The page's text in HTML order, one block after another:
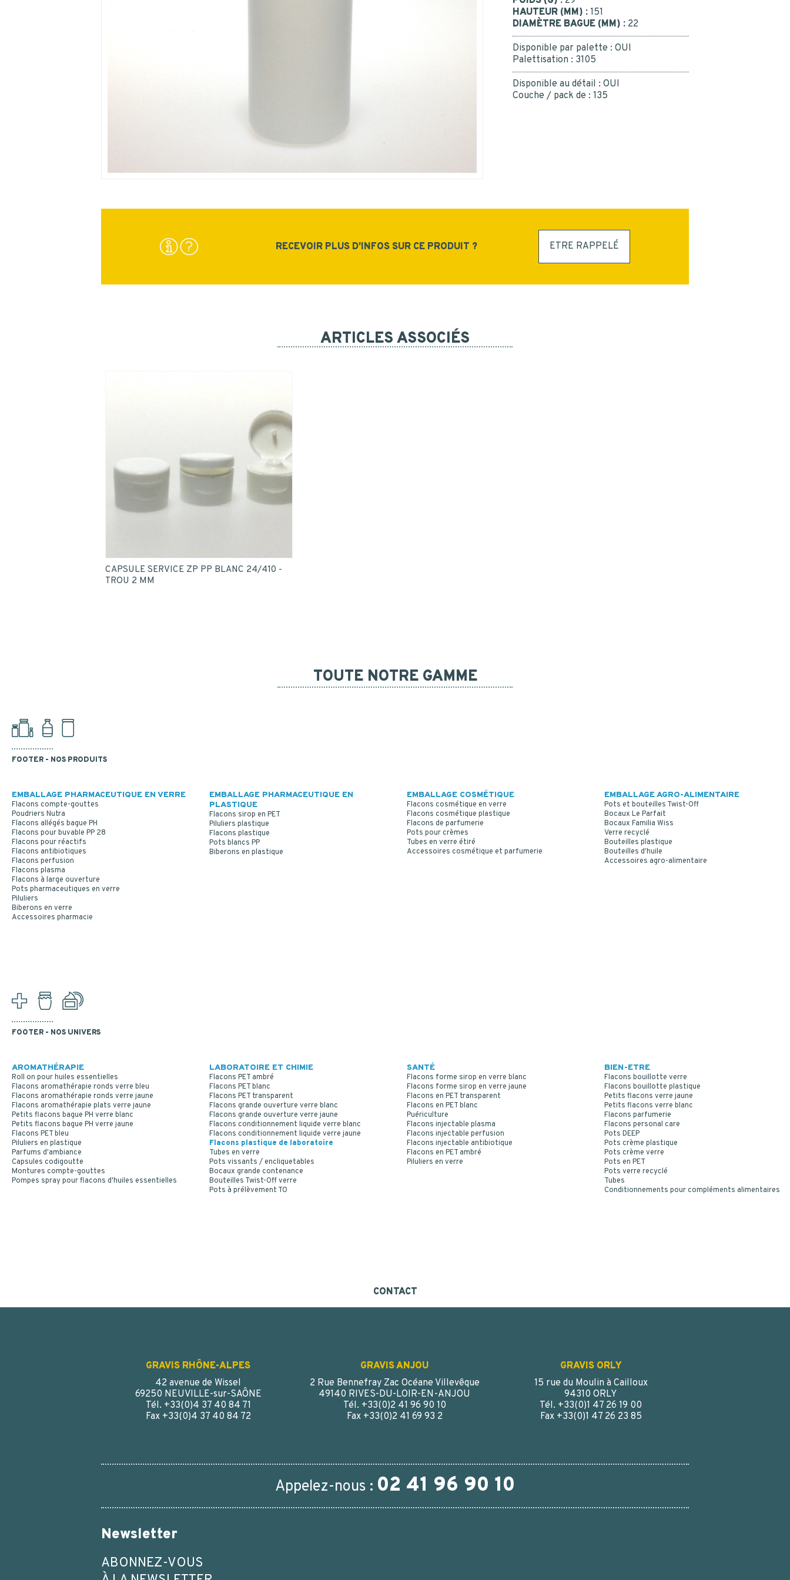
INSCRIPTION
HAUTEUR (MM) : 151
DIAMÈTRE BAGUE (MM) : 22
Disponible par palette : OUI
Palettisation : 3105
Disponible au détail : OUI
Couche / pack de : 135
RECEVOIR PLUS D'INFOS SUR CE PRODUIT ? ETRE RAPPELÉ
ARTICLES ASSOCIÉS
CAPSULE SERVICE ZP PP BLANC 24/410 -
TROU 2 MM
TOUTE NOTRE GAMME
FOOTER - NOS PRODUITS
EMBALLAGE PHARMACEUTIQUE EN VERRE
Flacons compte-gouttes
Poudriers Nutra
Flacons allégés bague PH
Flacons pour buvable PP 28
Flacons pour réactifs
Flacons antibiotiques
Flacons perfusion
Flacons plasma
Flacons à large ouverture
Pots pharmaceutiques en verre
Piluliers
Biberons en verre
Accessoires pharmacie
EMBALLAGE PHARMACEUTIQUE EN
PLASTIQUE
Flacons sirop en PET
Piluliers plastique
Flacons plastique
Pots blancs PP
Biberons en plastique
EMBALLAGE COSMÉTIQUE
Flacons cosmétique en verre
Flacons cosmétique plastique
Flacons de parfumerie
Pots pour crèmes
Tubes en verre étiré
Accessoires cosmétique et parfumerie
EMBALLAGE AGRO-ALIMENTAIRE
Pots et bouteilles Twist-Off
Bocaux Le Parfait
Bocaux Familia Wiss
Verre recyclé
Bouteilles plastique
Bouteilles d'huile
Accessoires agro-alimentaire
FOOTER - NOS UNIVERS
AROMATHÉRAPIE
Roll on pour huiles essentielles
Flacons aromathérapie ronds verre bleu
Flacons aromathérapie ronds verre jaune
Flacons aromathérapie plats verre jaune
Petits flacons bague PH verre blanc
Petits flacons bague PH verre jaune
Flacons PET bleu
Piluliers en plastique
Parfums d'ambiance
Capsules codigoutte
Montures compte-gouttes
Pompes spray pour flacons d'huiles essentielles
LABORATOIRE ET CHIMIE
Flacons PET ambré
Flacons PET blanc
Flacons PET transparent
Flacons grande ouverture verre blanc
Flacons grande ouverture verre jaune
Flacons conditionnement liquide verre blanc
Flacons conditionnement liquide verre jaune
Flacons plastique de laboratoire
Tubes en verre
Pots vissants / encliquetables
Bocaux grande contenance
Bouteilles Twist-Off verre
Pots à prélèvement TO
SANTÉ
Flacons forme sirop en verre blanc
Flacons forme sirop en verre jaune
Flacons en PET transparent
Flacons en PET blanc
Puériculture
Flacons injectable plasma
Flacons injectable perfusion
Flacons injectable antibiotique
Flacons en PET ambré
Piluliers en verre
BIEN-ETRE
Flacons bouillotte verre
Flacons bouillotte plastique
Petits flacons verre jaune
Petits flacons verre blanc
Flacons parfumerie
Flacons personal care
Pots DEEP
Pots crème plastique
Pots crème verre
Pots en PET
Pots verre recyclé
Tubes
Conditionnements pour compléments alimentaires
CONTACT
GRAVIS RHÔNE-ALPES
42 avenue de Wissel
69250 NEUVILLE-sur-SAÔNE
Tél. +33(0)4 37 40 84 71
Fax +33(0)4 37 40 84 72
GRAVIS ANJOU
2 Rue Bennefray Zac Océane Villevêque
49140 RIVES-DU-LOIR-EN-ANJOU
Tél. +33(0)2 41 96 90 10
Fax +33(0)2 41 69 93 2
GRAVIS ORLY
15 rue du Moulin à Cailloux
94310 ORLY
Tél. +33(0)1 47 26 19 00
Fax +33(0)1 47 26 23 85
Appelez-nous : 02 41 96 90 10
Newsletter
ABONNEZ-VOUS